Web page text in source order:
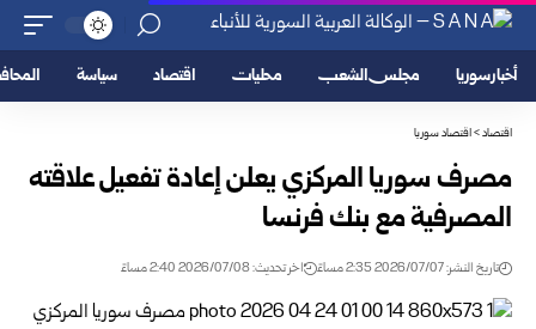
أخبار سوريا مجلس الشعب محليات اقتصاد سياسة
اقتصاد>اقتصاد سوريا
مصرف سوريا المركزي يعلن إعادة تفعيل علاقته
المصرفية مع بنك فرنسا
تاريخ النشر: 2026/07/07 2:35 مساءً اخر تحديث: 2026/07/08 2:40 مساءً